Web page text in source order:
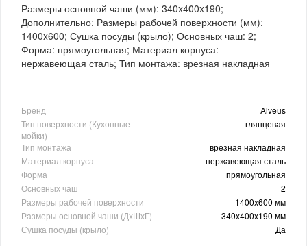
Размеры основной чаши (мм): 340x400x190;
Дополнительно: Размеры рабочей поверхности (мм):
1400x600; Сушка посуды (крыло); Основных чаш: 2;
Форма: прямоугольная; Материал корпуса:
нержавеющая сталь; Тип монтажа: врезная накладная
Бренд
Alveus
Тип поверхности (Кухонные
мойки)
глянцевая
Тип монтажа
врезная накладная
Материал корпуса
нержавеющая сталь
Форма
прямоугольная
Основных чаш
2
Размеры рабочей поверхности
1400x600 мм
Размеры основной чаши (ДхШхГ)
340x400x190 мм
Сушка посуды (крыло)
Да